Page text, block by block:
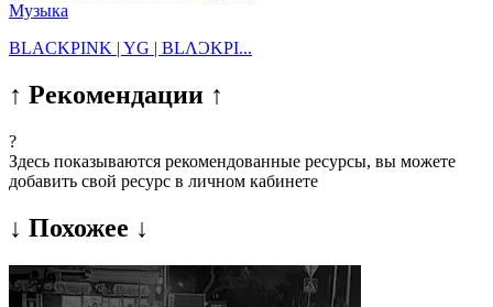
Музыка
BLACKPINK | YG | BLΛƆKPI...
↑ Рекомендации ↑
?
Здесь показываются рекомендованные ресурсы, вы можете
добавить свой ресурс в личном кабинете
↓ Похожее ↓